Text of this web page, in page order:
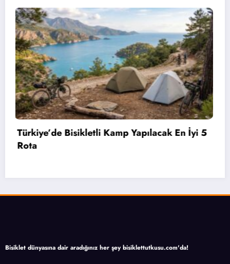
Bahçelievler’de 2 Bin 71 Öğrenciye Bisiklet
Hediye Edildi
Bisiklet dünyasına dair aradığınız her şey bisiklettutkusu.com'da!